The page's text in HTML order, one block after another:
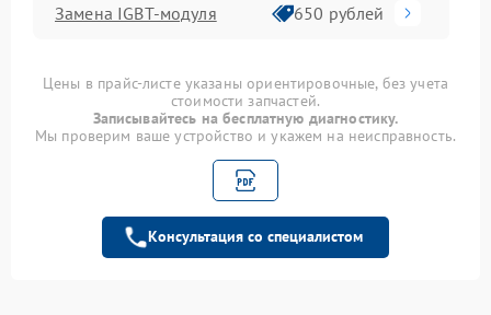
Замена IGBT-модуля 650 рублей
Цены в прайс-листе указаны ориентировочные, без учета
стоимости запчастей.
Записывайтесь на бесплатную диагностику.
Мы проверим ваше устройство и укажем на неисправность.
Консультация со специалистом